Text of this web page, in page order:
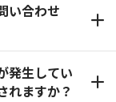
い合わせ
発生してい
れますか？